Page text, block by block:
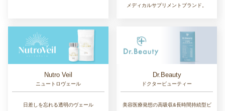
メディカルサプリメントブランド。
Nutro Veil
ニュートロヴェール
日差しを忘れる透明のヴェール
Dr.Beauty
ドクタービューティー
美容医療発想の高吸収&長時間持続型ビ